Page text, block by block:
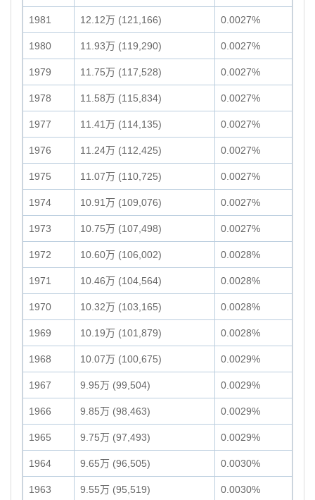
1981 12.12万 (121,166) 0.0027%
1980 11.93万 (119,290) 0.0027%
1979 11.75万 (117,528) 0.0027%
1978 11.58万 (115,834) 0.0027%
1977 11.41万 (114,135) 0.0027%
1976 11.24万 (112,425) 0.0027%
1975 11.07万 (110,725) 0.0027%
1974 10.91万 (109,076) 0.0027%
1973 10.75万 (107,498) 0.0027%
1972 10.60万 (106,002) 0.0028%
1971 10.46万 (104,564) 0.0028%
1970 10.32万 (103,165) 0.0028%
1969 10.19万 (101,879) 0.0028%
1968 10.07万 (100,675) 0.0029%
1967 9.95万 (99,504) 0.0029%
1966 9.85万 (98,463) 0.0029%
1965 9.75万 (97,493) 0.0029%
1964 9.65万 (96,505) 0.0030%
1963 9.55万 (95,519) 0.0030%